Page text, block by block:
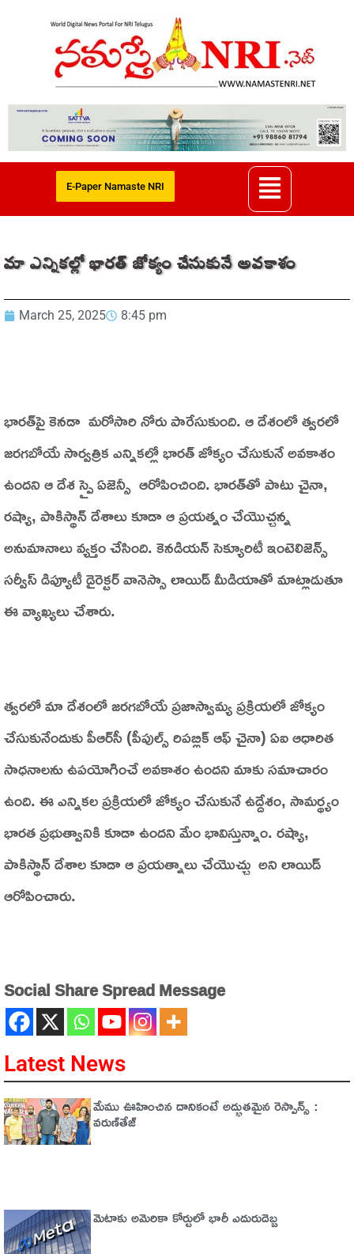
E-Paper Namaste NRI
మా ఎన్నికల్లో భారత్‌ జోక్యం చేసుకునే అవకాశం
March 25, 2025 8:45 pm
భారత్‌పై కెనడా మరోసారి నోరు పారేసుకుంది. ఆ దేశంలో త్వరలో
జరగబోయే సార్వత్రిక ఎన్నికల్లో భారత్‌ జోక్యం చేసుకునే అవకాశం
ఉందని ఆ దేశ స్పై ఏజెన్సీ ఆరోపించింది. భారత్‌తో పాటు చైనా,
రష్యా, పాకిస్థాన్‌ దేశాలు కూడా ఆ ప్రయత్నం చేయొచ్చన్న
అనుమానాలు వ్యక్తం చేసింది. కెనడియన్‌ సెక్యూరిటీ ఇంటెలిజెన్స్‌
సర్వీస్‌ డిప్యూటీ డైరెక్టర్‌ వానెస్సా లాయిడ్‌ మీడియాతో మాట్లాడుతూ
ఈ వ్యాఖ్యలు చేశారు.
త్వరలో మా దేశంలో జరగబోయే ప్రజాస్వామ్య ప్రక్రియలో జోక్యం
చేసుకునేందుకు పీఆర్‌సీ (పీపుల్స్ రిపబ్లిక్ ఆఫ్ చైనా) ఏఐ ఆధారిత
సాధనాలను ఉపయోగించే అవకాశం ఉందని మాకు సమాచారం
ఉంది. ఈ ఎన్నికల ప్రక్రియలో జోక్యం చేసుకునే ఉద్దేశం, సామర్థ్యం
భారత ప్రభుత్వానికి కూడా ఉందని మేం భావిస్తున్నాం. రష్యా,
పాకిస్థాన్‌ దేశాల కూడా ఆ ప్రయత్నాలు చేయొచ్చు అని లాయిడ్‌
ఆరోపించారు.
Social Share Spread Message
Latest News
మేము ఊహించిన దానికంటే అద్భుతమైన రెస్పాన్స్ :
వరుణ్‌తేజ్‌
మెటాకు అమెరికా కోర్టులో భారీ ఎదురుదెబ్బ